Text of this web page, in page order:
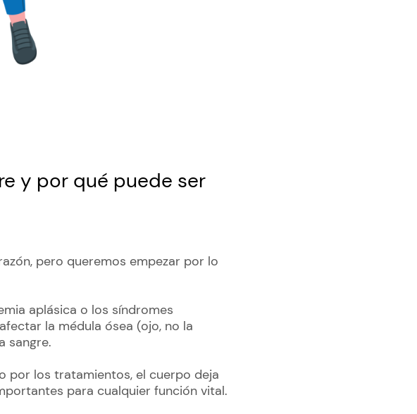
y por qué puede ser
pero queremos empezar por lo
aplásica o los síndromes
la médula ósea (ojo, no la
sangre.
por los tratamientos, el cuerpo deja
para cualquier función vital.